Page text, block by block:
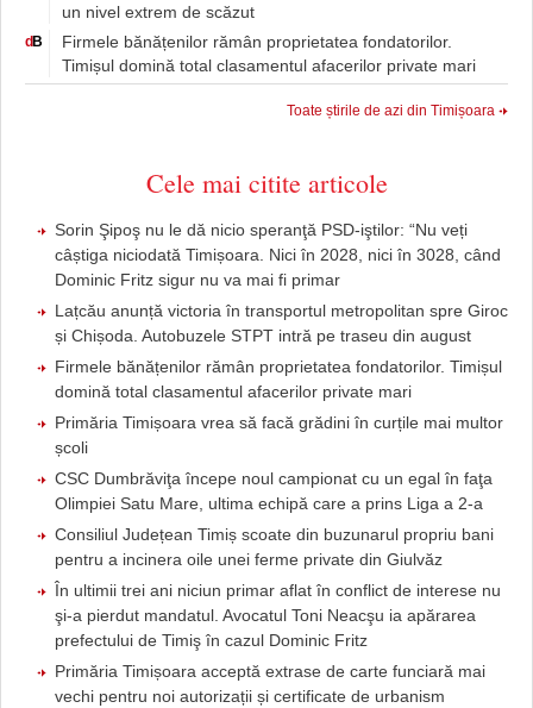
un nivel extrem de scăzut
d B
Firmele bănățenilor rămân proprietatea fondatorilor.
Timișul domină total clasamentul afacerilor private mari
Toate știrile de azi din Timișoara
Cele mai citite articole
Sorin Şipoş nu le dă nicio speranţă PSD-iştilor: “Nu veți
câștiga niciodată Timișoara. Nici în 2028, nici în 3028, când
Dominic Fritz sigur nu va mai fi primar
Lațcău anunță victoria în transportul metropolitan spre Giroc
și Chișoda. Autobuzele STPT intră pe traseu din august
Firmele bănățenilor rămân proprietatea fondatorilor. Timișul
domină total clasamentul afacerilor private mari
Primăria Timișoara vrea să facă grădini în curțile mai multor
școli
CSC Dumbrăviţa începe noul campionat cu un egal în faţa
Olimpiei Satu Mare, ultima echipă care a prins Liga a 2-a
Consiliul Județean Timiș scoate din buzunarul propriu bani
pentru a incinera oile unei ferme private din Giulvăz
În ultimii trei ani niciun primar aflat în conflict de interese nu
şi-a pierdut mandatul. Avocatul Toni Neacşu ia apărarea
prefectului de Timiş în cazul Dominic Fritz
Primăria Timișoara acceptă extrase de carte funciară mai
vechi pentru noi autorizații și certificate de urbanism